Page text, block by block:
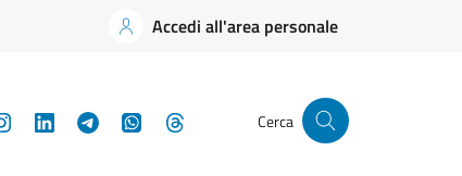
Accedi all'area personale
InstagramLinkedInTelegramWhatsApp Cerca